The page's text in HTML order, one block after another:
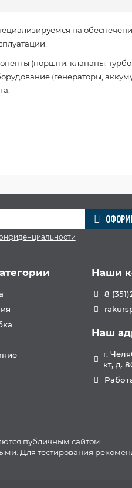
на
(поршни, клапаны,
(генераторы,
Наши
8
Наш
г.
кт, д.
публичным сайтом.
Для тестирования